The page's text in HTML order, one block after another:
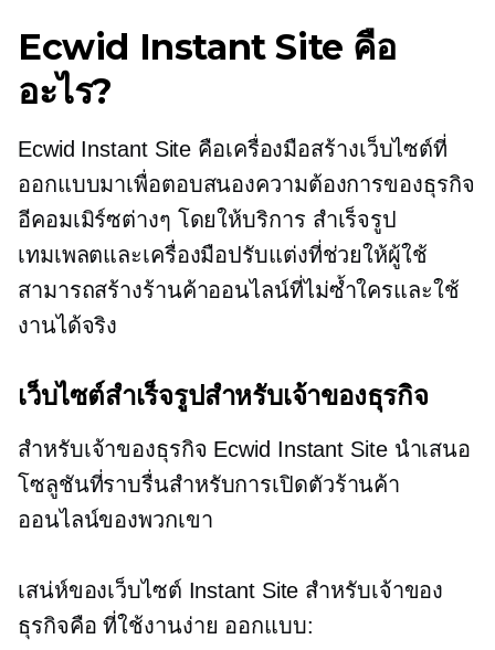
Ecwid Instant Site คือ
อะไร?
Ecwid Instant Site คือเครื่องมือสร้างเว็บไซต์ที่
ออกแบบมาเพื่อตอบสนองความต้องการของธุรกิจ
อีคอมเมิร์ซต่างๆ โดยให้บริการ สำเร็จรูป
เทมเพลตและเครื่องมือปรับแต่งที่ช่วยให้ผู้ใช้
สามารถสร้างร้านค้าออนไลน์ที่ไม่ซ้ำใครและใช้
งานได้จริง
เว็บไซต์สำเร็จรูปสำหรับเจ้าของธุรกิจ
สำหรับเจ้าของธุรกิจ Ecwid Instant Site นำเสนอ
โซลูชันที่ราบรื่นสำหรับการเปิดตัวร้านค้า
ออนไลน์ของพวกเขา
เสน่ห์ของเว็บไซต์ Instant Site สำหรับเจ้าของ
ธุรกิจคือที่ใช้งานง่าย ออกแบบ: